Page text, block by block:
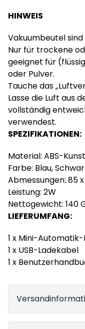
HINWEIS
Vakuumbeutel
Nur für trockene
geeignet für
oder Pulver.
Tauche das
Lasse die Luft aus
vollständig
verwendest.
SPEZIFIKATIONEN:
Material: ABS-
Farbe: Blau,
Abmessungen: 85
Leistung: 2W
Nettogewicht: 140
LIEFERUMFANG:
1 x Mini-
1 x USB-Ladekabel
1 x